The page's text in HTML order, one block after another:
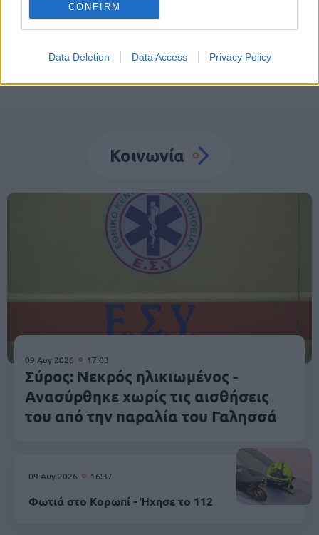
CONFIRM
Data Deletion Data Access Privacy Policy
Κοινωνία
09 Αυγ 2026 17:03
Σύρος: Νεκρός ηλικιωμένος -
Ανασύρθηκε χωρίς τις αισθήσεις
του από την παραλία του Γαλησσά
09 Αυγ 2026 16:37
Φωτιά στο Κορωπί - Ήχησε το 112